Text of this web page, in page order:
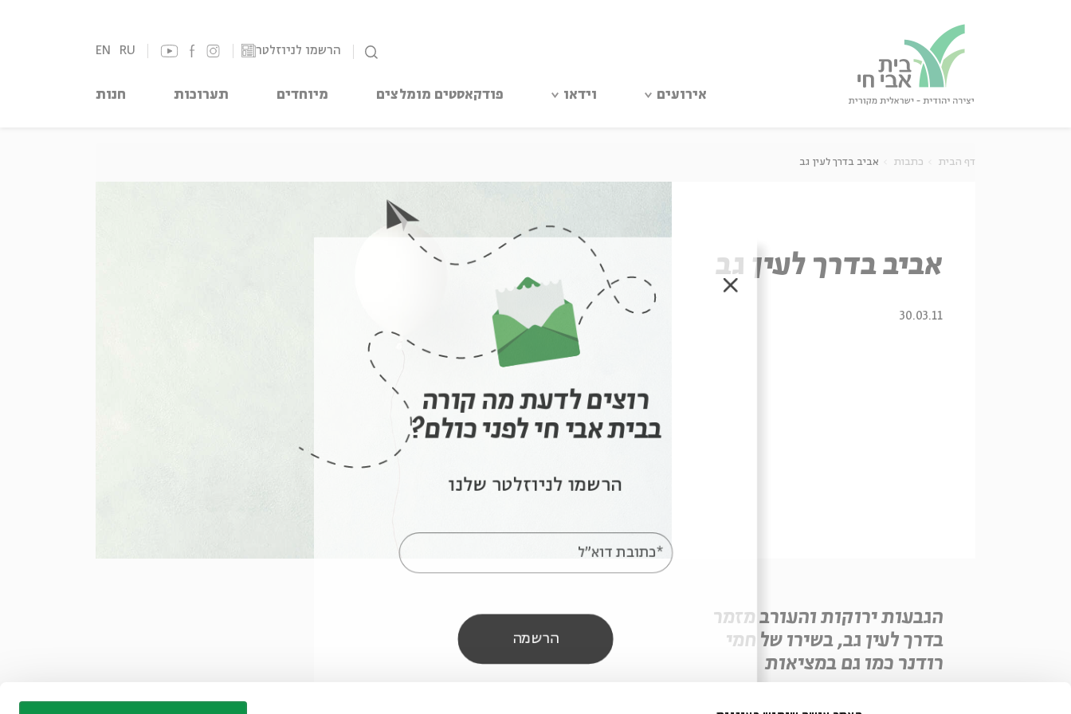
הרשמו לניוזלטר EN RU
אירועים וידאו פודקאסטים מומלצים מיוחדים תערוכות חנות
דף הבית כתבות אביב בדרך לעין גב
אביב בדרך לעין גב
30.03.11
הגבעות ירוקות והעורב מזמר
בדרך לעין גב, בשירו של חמי
רודנר כמו גם במציאות
סגור
רוצים לדעת מה קורה
בבית אבי חי לפני כולם?
הרשמו לניוזלטר שלנו
*כתובת דוא"ל
הרשמה